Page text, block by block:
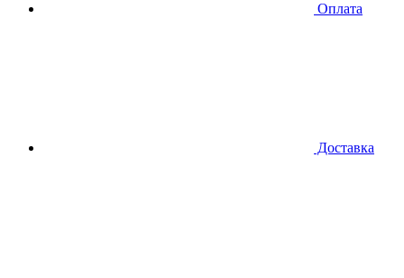
Оплата
Доставка